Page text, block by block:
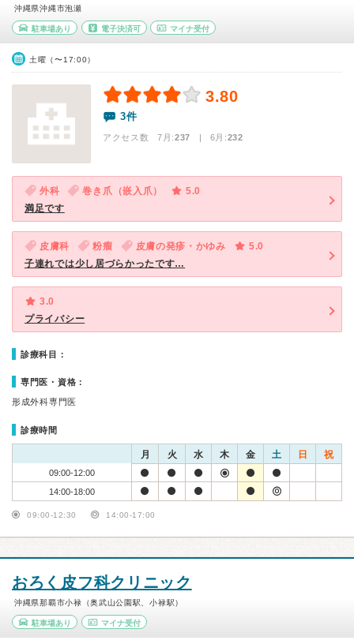
沖縄県沖縄市泡瀬
駐車場あり 電子決済可 マイナ受付
土曜（〜17:00）
3.80
3件
アクセス数 7月:237 | 6月:232
外科 巻き爪（嵌入爪）
5.0
満足です
皮膚科 粉瘤 皮膚の発疹・かゆみ
5.0
子連れでは少し居づらかったです…
3.0
プライバシー
診療科目：
専門医・資格：
形成外科専門医
診療時間
月 火 水 木 金 土 日 祝
09:00-12:00
14:00-18:00
09:00-12:30 14:00-17:00
おろく皮フ科クリニック
沖縄県那覇市小禄（奥武山公園駅、小禄駅）
駐車場あり マイナ受付